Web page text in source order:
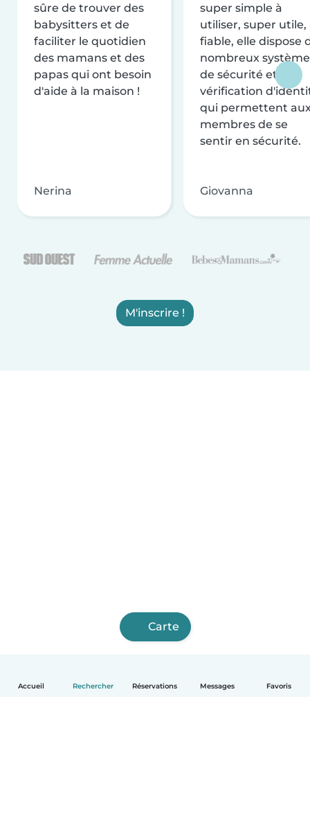
Accueil Rechercher Réservations Messages Favoris
sûre de trouver des
babysitters et de
faciliter le quotidien
des mamans et des
papas qui ont besoin
d'aide à la maison !
Nerina
super simple à
utiliser, super utile,
fiable, elle dispose
nombreux
de sécurité et de
vérification
qui permettent
membres de se
sentir en sécurité.
Giovanna
M'inscrire !
Carte